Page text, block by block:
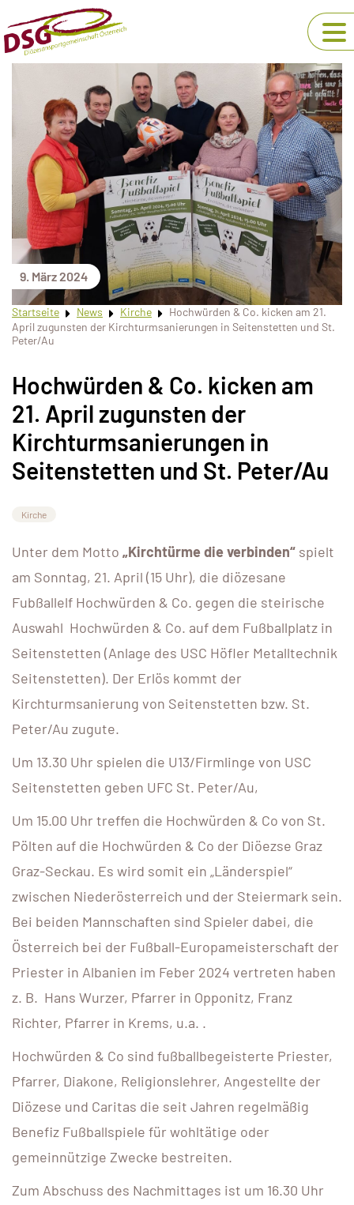
9. März 2024
Startseite News Kirche
Hochwürden & Co. kicken am 21.
April zugunsten der Kirchturmsanierungen in Seitenstetten und St.
Peter/Au
Hochwürden & Co. kicken am
21. April zugunsten der
Kirchturmsanierungen in
Seitenstetten und St. Peter/Au
Kirche
Unter dem Motto „Kirchtürme die verbinden“ spielt
am Sonntag, 21. April (15 Uhr), die diözesane
Fubßallelf Hochwürden & Co. gegen die steirische
Auswahl Hochwürden & Co. auf dem Fußballplatz in
Seitenstetten (Anlage des USC Höfler Metalltechnik
Seitenstetten). Der Erlös kommt der
Kirchturmsanierung von Seitenstetten bzw. St.
Peter/Au zugute.
Um 13.30 Uhr spielen die U13/Firmlinge von USC
Seitenstetten geben UFC St. Peter/Au,
Um 15.00 Uhr treffen die Hochwürden & Co von St.
Pölten auf die Hochwürden & Co der Diöezse Graz
Graz-Seckau. Es wird somit ein „Länderspiel“
zwischen Niederösterreich und der Steiermark sein.
Bei beiden Mannschaften sind Spieler dabei, die
Österreich bei der Fußball-Europameisterschaft der
Priester in Albanien im Feber 2024 vertreten haben
z. B. Hans Wurzer, Pfarrer in Opponitz, Franz
Richter, Pfarrer in Krems, u.a. .
Hochwürden & Co sind fußballbegeisterte Priester,
Pfarrer, Diakone, Religionslehrer, Angestellte der
Diözese und Caritas die seit Jahren regelmäßig
Benefiz Fußballspiele für wohltätige oder
gemeinnützige Zwecke bestreiten.
Zum Abschuss des Nachmittages ist um 16.30 Uhr